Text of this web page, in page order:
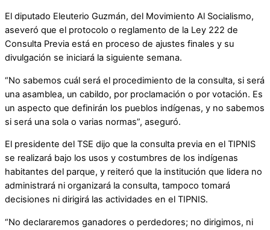
El diputado Eleuterio Guzmán, del Movimiento Al Socialismo,
aseveró que el protocolo o reglamento de la Ley 222 de
Consulta Previa está en proceso de ajustes finales y su
divulgación se iniciará la siguiente semana.
“No sabemos cuál será el procedimiento de la consulta, si será
una asamblea, un cabildo, por proclamación o por votación. Es
un aspecto que definirán los pueblos indígenas, y no sabemos
si será una sola o varias normas”, aseguró.
El presidente del TSE dijo que la consulta previa en el TIPNIS
se realizará bajo los usos y costumbres de los indígenas
habitantes del parque, y reiteró que la institución que lidera no
administrará ni organizará la consulta, tampoco tomará
decisiones ni dirigirá las actividades en el TIPNIS.
“No declararemos ganadores o perdedores; no dirigimos, ni